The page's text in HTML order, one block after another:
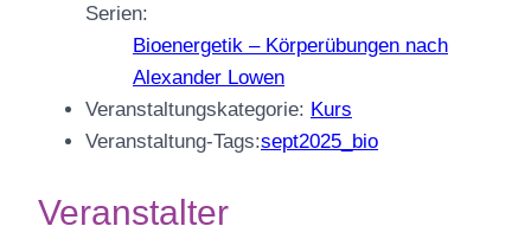
Serien:
Bioenergetik – Körperübungen nach
Alexander Lowen
Veranstaltungskategorie: Kurs
Veranstaltung-Tags:sept2025_bio
Veranstalter